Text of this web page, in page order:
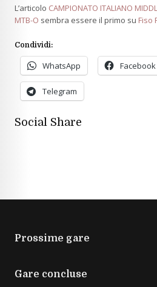
L’articolo CAMPIONATO ITALIANO
MTB-O sembra essere il primo su Fiso
Condividi:
WhatsApp Facebook
Telegram
Social Share
Prossime gare
Gare concluse